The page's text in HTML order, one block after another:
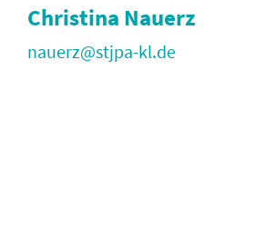
Christina Nauerz
nauerz@stjpa-kl.de